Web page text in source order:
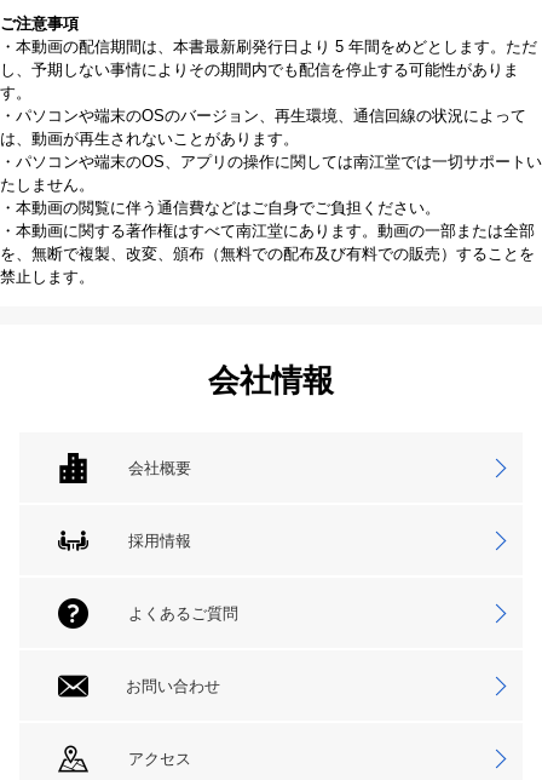
ご注意事項
・本動画の配信期間は、本書最新刷発行日より 5 年間をめどとします。ただ
し、予期しない事情によりその期間内でも配信を停止する可能性がありま
す。
・パソコンや端末のOSのバージョン、再生環境、通信回線の状況によって
は、動画が再生されないことがあります。
・パソコンや端末のOS、アプリの操作に関しては南江堂では一切サポートい
たしません。
・本動画の閲覧に伴う通信費などはご自身でご負担ください。
・本動画に関する著作権はすべて南江堂にあります。動画の一部または全部
を、無断で複製、改変、頒布（無料での配布及び有料での販売）することを
禁止します。
会社情報
会社概要
採用情報
よくあるご質問
お問い合わせ
アクセス